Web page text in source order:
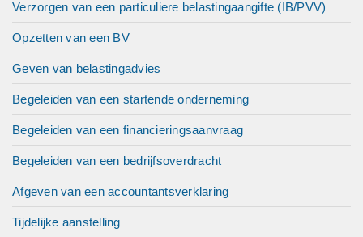
Verzorgen van een particuliere belastingaangifte (IB/PVV)
Opzetten van een BV
Geven van belastingadvies
Begeleiden van een startende onderneming
Begeleiden van een financieringsaanvraag
Begeleiden van een bedrijfsoverdracht
Afgeven van een accountantsverklaring
Tijdelijke aanstelling